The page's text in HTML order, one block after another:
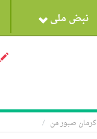
نبض ملی
کرمان صبور من